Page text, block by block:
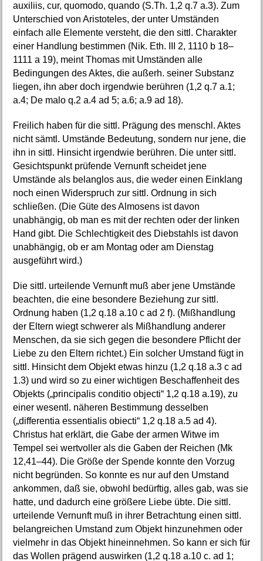
auxiliis, cur, quomodo, quando (S.Th. 1,2 q.7 a.3). Zum
Unterschied von Aristoteles, der unter Umständen
einfach alle Elemente versteht, die den sittl. Charakter
einer Handlung bestimmen (Nik. Eth. III 2, 1110 b 18–
1111 a 19), meint Thomas mit Umständen alle
Bedingungen des Aktes, die außerh. seiner Substanz
liegen, ihn aber doch irgendwie berühren (1,2 q.7 a.1;
a.4; De malo q.2 a.4 ad 5; a.6; a.9 ad 18).
Freilich haben für die sittl. Prägung des menschl. Aktes
nicht sämtl. Umstände Bedeutung, sondern nur jene, die
ihn in sittl. Hinsicht irgendwie berühren. Die unter sittl.
Gesichtspunkt prüfende Vernunft scheidet jene
Umstände als belanglos aus, die weder einen Einklang
noch einen Widerspruch zur sittl. Ordnung in sich
schließen. (Die Güte des Almosens ist davon
unabhängig, ob man es mit der rechten oder der linken
Hand gibt. Die Schlechtigkeit des Diebstahls ist davon
unabhängig, ob er am Montag oder am Dienstag
ausgeführt wird.)
Die sittl. urteilende Vernunft muß aber jene Umstände
beachten, die eine besondere Beziehung zur sittl.
Ordnung haben (1,2 q.18 a.10 c ad 2 f). (Mißhandlung
der Eltern wiegt schwerer als Mißhandlung anderer
Menschen, da sie sich gegen die besondere Pflicht der
Liebe zu den Eltern richtet.) Ein solcher Umstand fügt in
sittl. Hinsicht dem Objekt etwas hinzu (1,2 q.18 a.3 c ad
1.3) und wird so zu einer wichtigen Beschaffenheit des
Objekts („principalis conditio objecti“ 1,2 q.18 a.19), zu
einer wesentl. näheren Bestimmung desselben
(„differentia essentialis obiecti“ 1,2 q.18 a.5 ad 4).
Christus hat erklärt, die Gabe der armen Witwe im
Tempel sei wertvoller als die Gaben der Reichen (Mk
12,41–44). Die Größe der Spende konnte den Vorzug
nicht begründen. So konnte es nur auf den Umstand
ankommen, daß sie, obwohl bedürftig, alles gab, was sie
hatte, und dadurch eine größere Liebe übte. Die sittl.
urteilende Vernunft muß in ihrer Betrachtung einen sittl.
belangreichen Umstand zum Objekt hinzunehmen oder
vielmehr in das Objekt hineinnehmen. So kann er sich für
das Wollen prägend auswirken (1,2 q.18 a.10 c. ad 1;